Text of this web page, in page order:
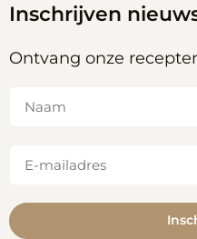
Inschrijven
Ontvang onze
mailadres (Vereist)